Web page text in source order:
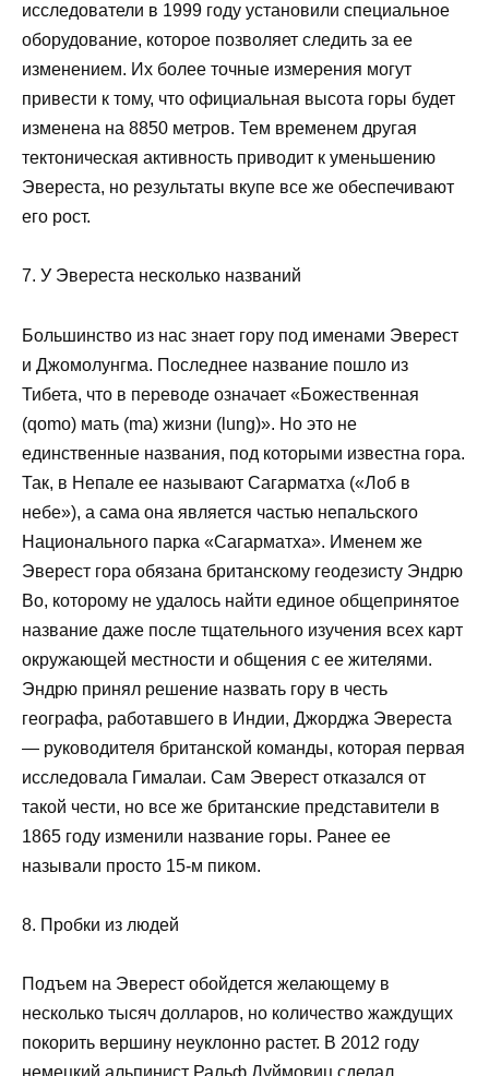
исследователи в 1999 году установили специальное
оборудование, которое позволяет следить за ее
изменением. Их более точные измерения могут
привести к тому, что официальная высота горы будет
изменена на 8850 метров. Тем временем другая
тектоническая активность приводит к уменьшению
Эвереста, но результаты вкупе все же обеспечивают
его рост.
7. У Эвереста несколько названий
Большинство из нас знает гору под именами Эверест
и Джомолунгма. Последнее название пошло из
Тибета, что в переводе означает «Божественная
(qomo) мать (ma) жизни (lung)». Но это не
единственные названия, под которыми известна гора.
Так, в Непале ее называют Сагарматха («Лоб в
небе»), а сама она является частью непальского
Национального парка «Сагарматха». Именем же
Эверест гора обязана британскому геодезисту Эндрю
Во, которому не удалось найти единое общепринятое
название даже после тщательного изучения всех карт
окружающей местности и общения с ее жителями.
Эндрю принял решение назвать гору в честь
географа, работавшего в Индии, Джорджа Эвереста
— руководителя британской команды, которая первая
исследовала Гималаи. Сам Эверест отказался от
такой чести, но все же британские представители в
1865 году изменили название горы. Ранее ее
называли просто 15-м пиком.
8. Пробки из людей
Подъем на Эверест обойдется желающему в
несколько тысяч долларов, но количество жаждущих
покорить вершину неуклонно растет. В 2012 году
немецкий альпинист Ральф Дуймовиц сделал